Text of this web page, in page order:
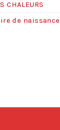
CHALEURS
de naissance